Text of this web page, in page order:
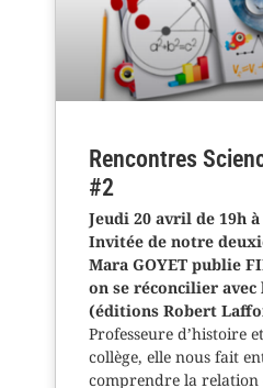
Rencontres
#2
Jeudi 20 avril de 19h à
Invitée de notre
Mara GOYET publie
on se réconcilier avec
(éditions Robert
Professeure d’histoire
collège, elle nous fait
comprendre la relation